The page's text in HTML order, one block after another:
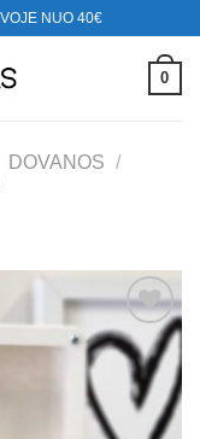
NUO 40€
0
DOVANOS /
Mėgstamiausias